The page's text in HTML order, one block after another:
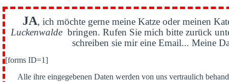
JA, ich möchte gerne meine Katze oder meinen
Luckenwaldebringen. Rufen Sie mich bitte zurück
schreiben sie mir eine Email... Meine
[forms ID=1]
Alle ihre eingegebenen Daten werden von uns vertraulich